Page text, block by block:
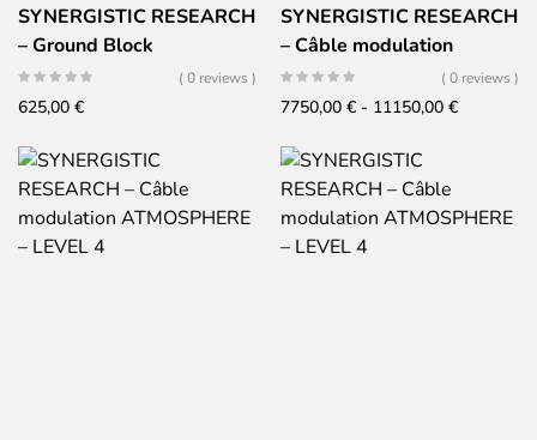
SYNERGISTIC RESEARCH
– Ground Block
( 0 reviews )
625,00 €
SYNERGISTIC RESEARCH
– Câble modulation
GALILEO UEF
( 0 reviews )
7750,00 € - 11150,00 €Fascia
7750,00 €